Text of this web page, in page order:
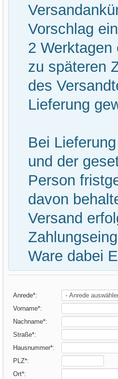
Vorschlag
2
zu späteren
des
Lieferung
Bei
und der
Person
davon
Versand
Ware dabei
Anrede*:
Vorname*:
Nachname*:
Straße*:
Hausnummer*:
PLZ*:
Ort*: